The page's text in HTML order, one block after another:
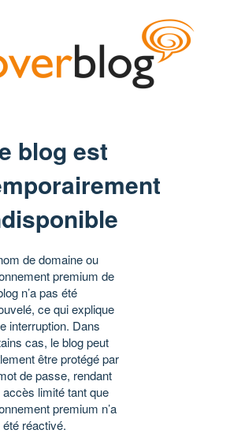
blog est
de domaine ou
premium de
n’a pas été
ce qui explique
interruption. Dans
cas, le blog peut
être protégé par
de passe, rendant
limité tant que
premium n’a
réactivé.